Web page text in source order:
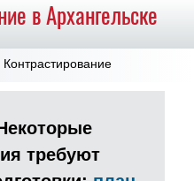
в Архангельске
требуют